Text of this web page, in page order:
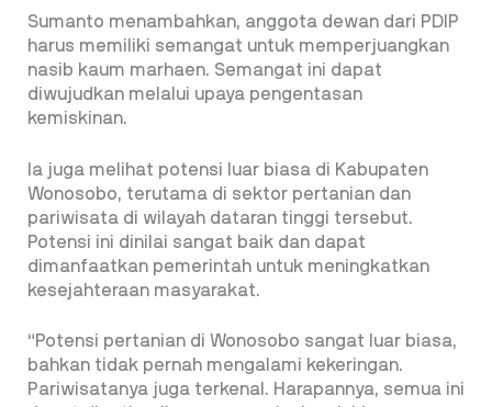
Sumanto menambahkan, anggota dewan dari PDIP
harus memiliki semangat untuk memperjuangkan
nasib kaum marhaen. Semangat ini dapat
diwujudkan melalui upaya pengentasan
kemiskinan.
Ia juga melihat potensi luar biasa di Kabupaten
Wonosobo, terutama di sektor pertanian dan
pariwisata di wilayah dataran tinggi tersebut.
Potensi ini dinilai sangat baik dan dapat
dimanfaatkan pemerintah untuk meningkatkan
kesejahteraan masyarakat.
“Potensi pertanian di Wonosobo sangat luar biasa,
bahkan tidak pernah mengalami kekeringan.
Pariwisatanya juga terkenal. Harapannya, semua ini